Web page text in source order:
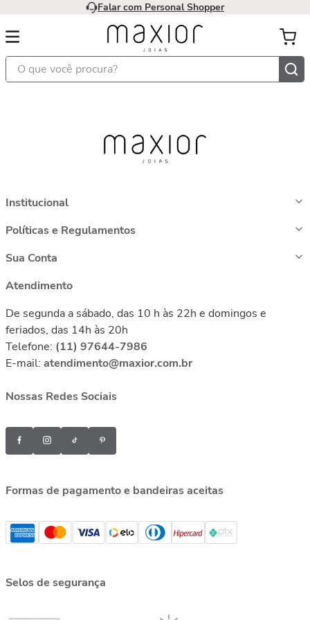
Falar com Personal Shopper
O que você procura?
Institucional
Políticas e Regulamentos
Sua Conta
Atendimento
De segunda a sábado, das 10 h às 22h e domingos e
feriados, das 14h às 20h
Telefone: (11) 97644-7986
E-mail: atendimento@maxior.com.br
Nossas Redes Sociais
Formas de pagamento e bandeiras aceitas
Selos de segurança